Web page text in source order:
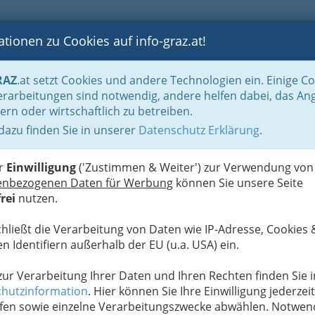
BLOGS FOTOS GASTRONOMIE BRANCHEN
zu Cookies auf info-graz.at!
.at setzt Cookies und andere Technologien ein. Einige
sind notwendig, andere helfen dabei, das
oder wirtschaftlich zu betreiben.
finden Sie in unserer Datenschutz Erklärung.
Einwilligung('Zustimmen & Weiter') zur Verwendung von
Daten für Werbung können Sie unsere Seite
nutzen.
die Verarbeitung von Daten wie IP-Adresse, Cookies
Identifiern außerhalb der EU (u.a. USA) ein.
Verarbeitung Ihrer Daten und Ihren Rechten finden Sie
. Hier können Sie Ihre Einwilligung jederzeit
sowie einzelne Verarbeitungszwecke abwählen.
Österreichisch - heimische Schmankerln
LKH - Kraemer-